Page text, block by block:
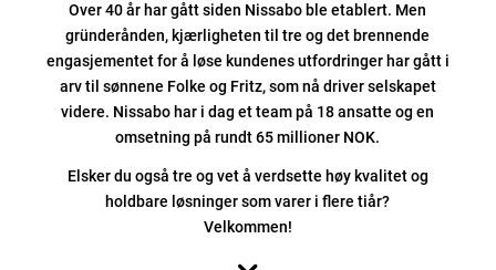
Over 40 år har gått siden Nissabo ble etablert. Men
gründerånden, kjærligheten til tre og det brennende
engasjementet for å løse kundenes utfordringer har gått i
arv til sønnene Folke og Fritz, som nå driver selskapet
videre. Nissabo har i dag et team på 18 ansatte og en
omsetning på rundt 65 millioner NOK.
Elsker du også tre og vet å verdsette høy kvalitet og
holdbare løsninger som varer i flere tiår?
Velkommen!